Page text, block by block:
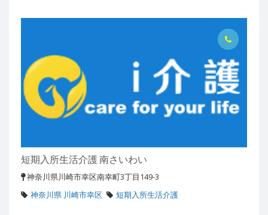
短期入所生活介護 南さいわい
神奈川県川崎市幸区南幸町3丁目149-3
神奈川県 川崎市幸区
短期入所生活介護